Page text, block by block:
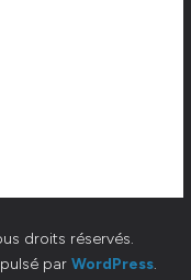
droits réservés.
par WordPress.